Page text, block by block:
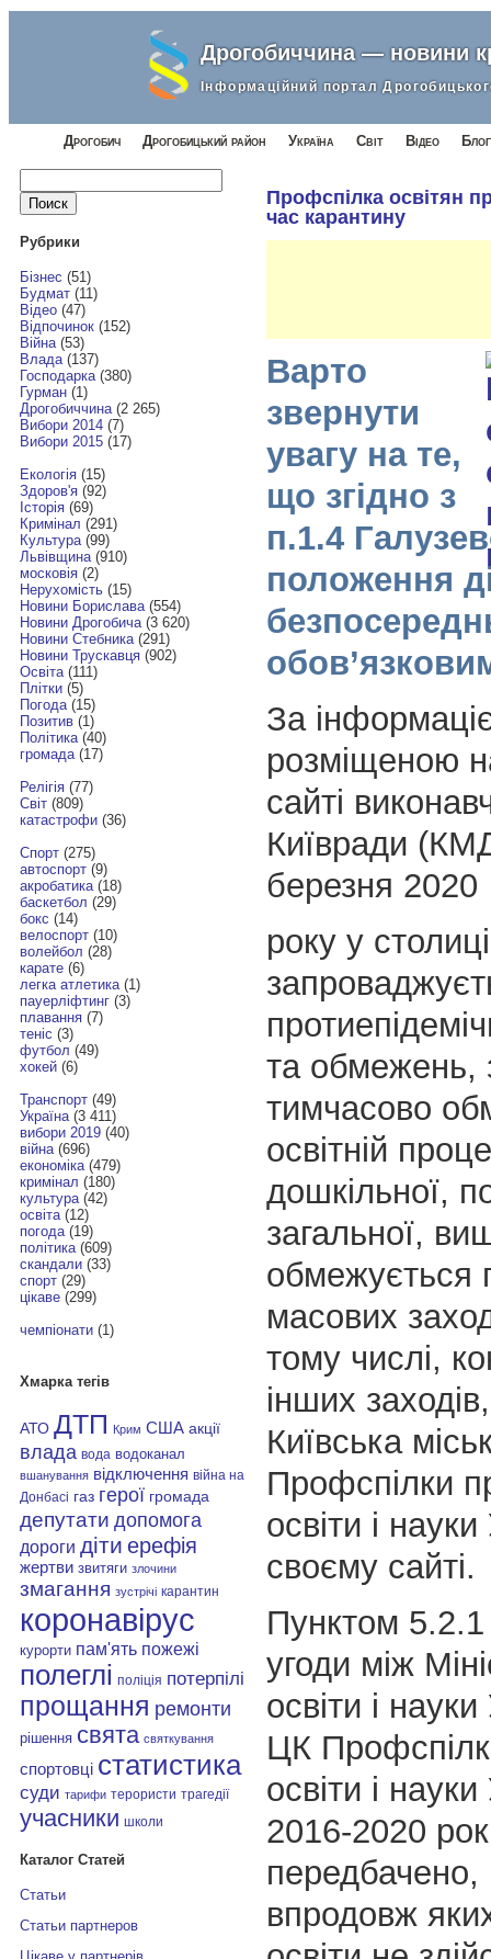
Дрогобиччина — новини
Інформаційний портал
Дрогобич Дрогобицький район Україна Світ Відео
Найти:
Рубрики
Бізнес (51)
Будмат(11)
Відео(47)
Відпочинок(152)
Війна(53)
Влада(137)
Господарка(380)
Гурман(1)
Дрогобиччина(2 265)
Вибори 2014(7)
Вибори 2015(17)
Екологія(15)
Здоров'я(92)
Історія(69)
Кримінал (291)
Культура(99)
Львівщина(910)
московія(2)
Нерухомість(15)
Новини Борислава(554)
Новини Дрогобича(3 620)
Новини Стебника(291)
Новини Трускавця(902)
Освіта(111)
Плітки(5)
Погода(15)
Позитив(1)
Політика(40)
громада(17)
Релігія(77)
Світ(809)
катастрофи(36)
Спорт(275)
автоспорт(9)
акробатика(18)
баскетбол (29)
бокс (14)
велоспорт(10)
волейбол (28)
карате(6)
легка атлетика(1)
пауерліфтинг(3)
плавання(7)
теніс (3)
футбол (49)
хокей(6)
Транспорт(49)
Україна(3 411)
вибори 2019(40)
війна(696)
економіка(479)
кримінал (180)
культура(42)
освіта(12)
погода(19)
політика(609)
скандали(33)
спорт(29)
цікаве(299)
чемпіонати(1)
Хмарка тегів
АТО ДТП Крим США акції
влада вода водоканал
вшанування відключення війна на
Донбасі газ герої громада
депутати допомога
дороги діти ерефія
жертви звитяги злочини
змагання зустрічі карантин
коронавірус
курорти пам'ять пожежі
полеглі поліція потерпілі
прощання ремонти
рішення свята святкування
спортовці статистика
суди тарифи терористи трагедії
учасники школи
Каталог Статей
Статьи
Статьи партнеров
Профспілка освітян
час карантину
Варто
звернути
увагу на те,
що згідно з
п.1.4
положення
За
розміщеною
сайті
Київради
березня 2020
року у столиці
та обмежень,
тимчасово
освітній
дошкільної,
загальної,
обмежується
масових
тому числі,
інших
Київська
Профспілки
освіти і
своєму сайті.
Пунктом 5.2.1
угоди між
освіти і
ЦК
освіти і
2016-2020
впродовж